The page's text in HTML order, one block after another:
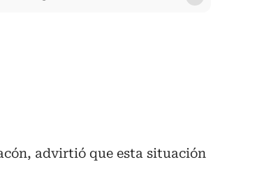
advirtió que esta situación